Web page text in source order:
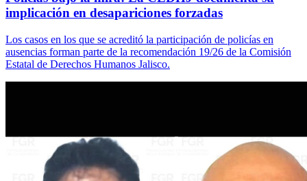
implicación en desapariciones forzadas
Los casos en los que se acreditó la participación de policías en
ausencias forman parte de la recomendación 19/26 de la Comisión
Estatal de Derechos Humanos Jalisco.